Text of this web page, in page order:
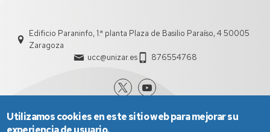
Edificio Paraninfo, 1.ª planta Plaza de Basilio Paraíso, 4 50005
Zaragoza
ucc@unizar.es
876554768
Utilizamos cookies en este sitio web para mejorar su